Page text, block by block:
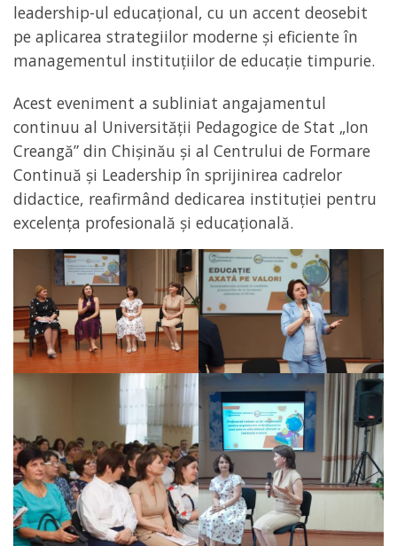
leadership-ul educațional, cu un accent deosebit
pe aplicarea strategiilor moderne și eficiente în
managementul instituțiilor de educație timpurie.
Acest eveniment a subliniat angajamentul
continuu al Universității Pedagogice de Stat „Ion
Creangă” din Chișinău și al Centrului de Formare
Continuă și Leadership în sprijinirea cadrelor
didactice, reafirmând dedicarea instituției pentru
excelența profesională și educațională.